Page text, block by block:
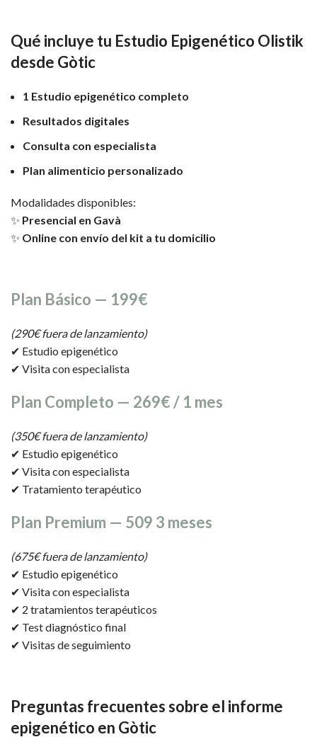
Qué incluye tu Estudio Epigenético Olistik
desde Gòtic
1 Estudio epigenético completo
Resultados digitales
Consulta con especialista
Plan alimenticio personalizado
Modalidades disponibles:
✨ Presencial en Gavà
✨ Online con envío del kit a tu domicilio
Plan Básico — 199€
(290€ fuera de lanzamiento)
✔ Estudio epigenético
✔ Visita con especialista
Plan Completo — 269€ / 1 mes
(350€ fuera de lanzamiento)
✔ Estudio epigenético
✔ Visita con especialista
✔ Tratamiento terapéutico
Plan Premium — 509 3 meses
(675€ fuera de lanzamiento)
✔ Estudio epigenético
✔ Visita con especialista
✔ 2 tratamientos terapéuticos
✔ Test diagnóstico final
✔ Visitas de seguimiento
Preguntas frecuentessobre el informe
epigenético en Gòtic